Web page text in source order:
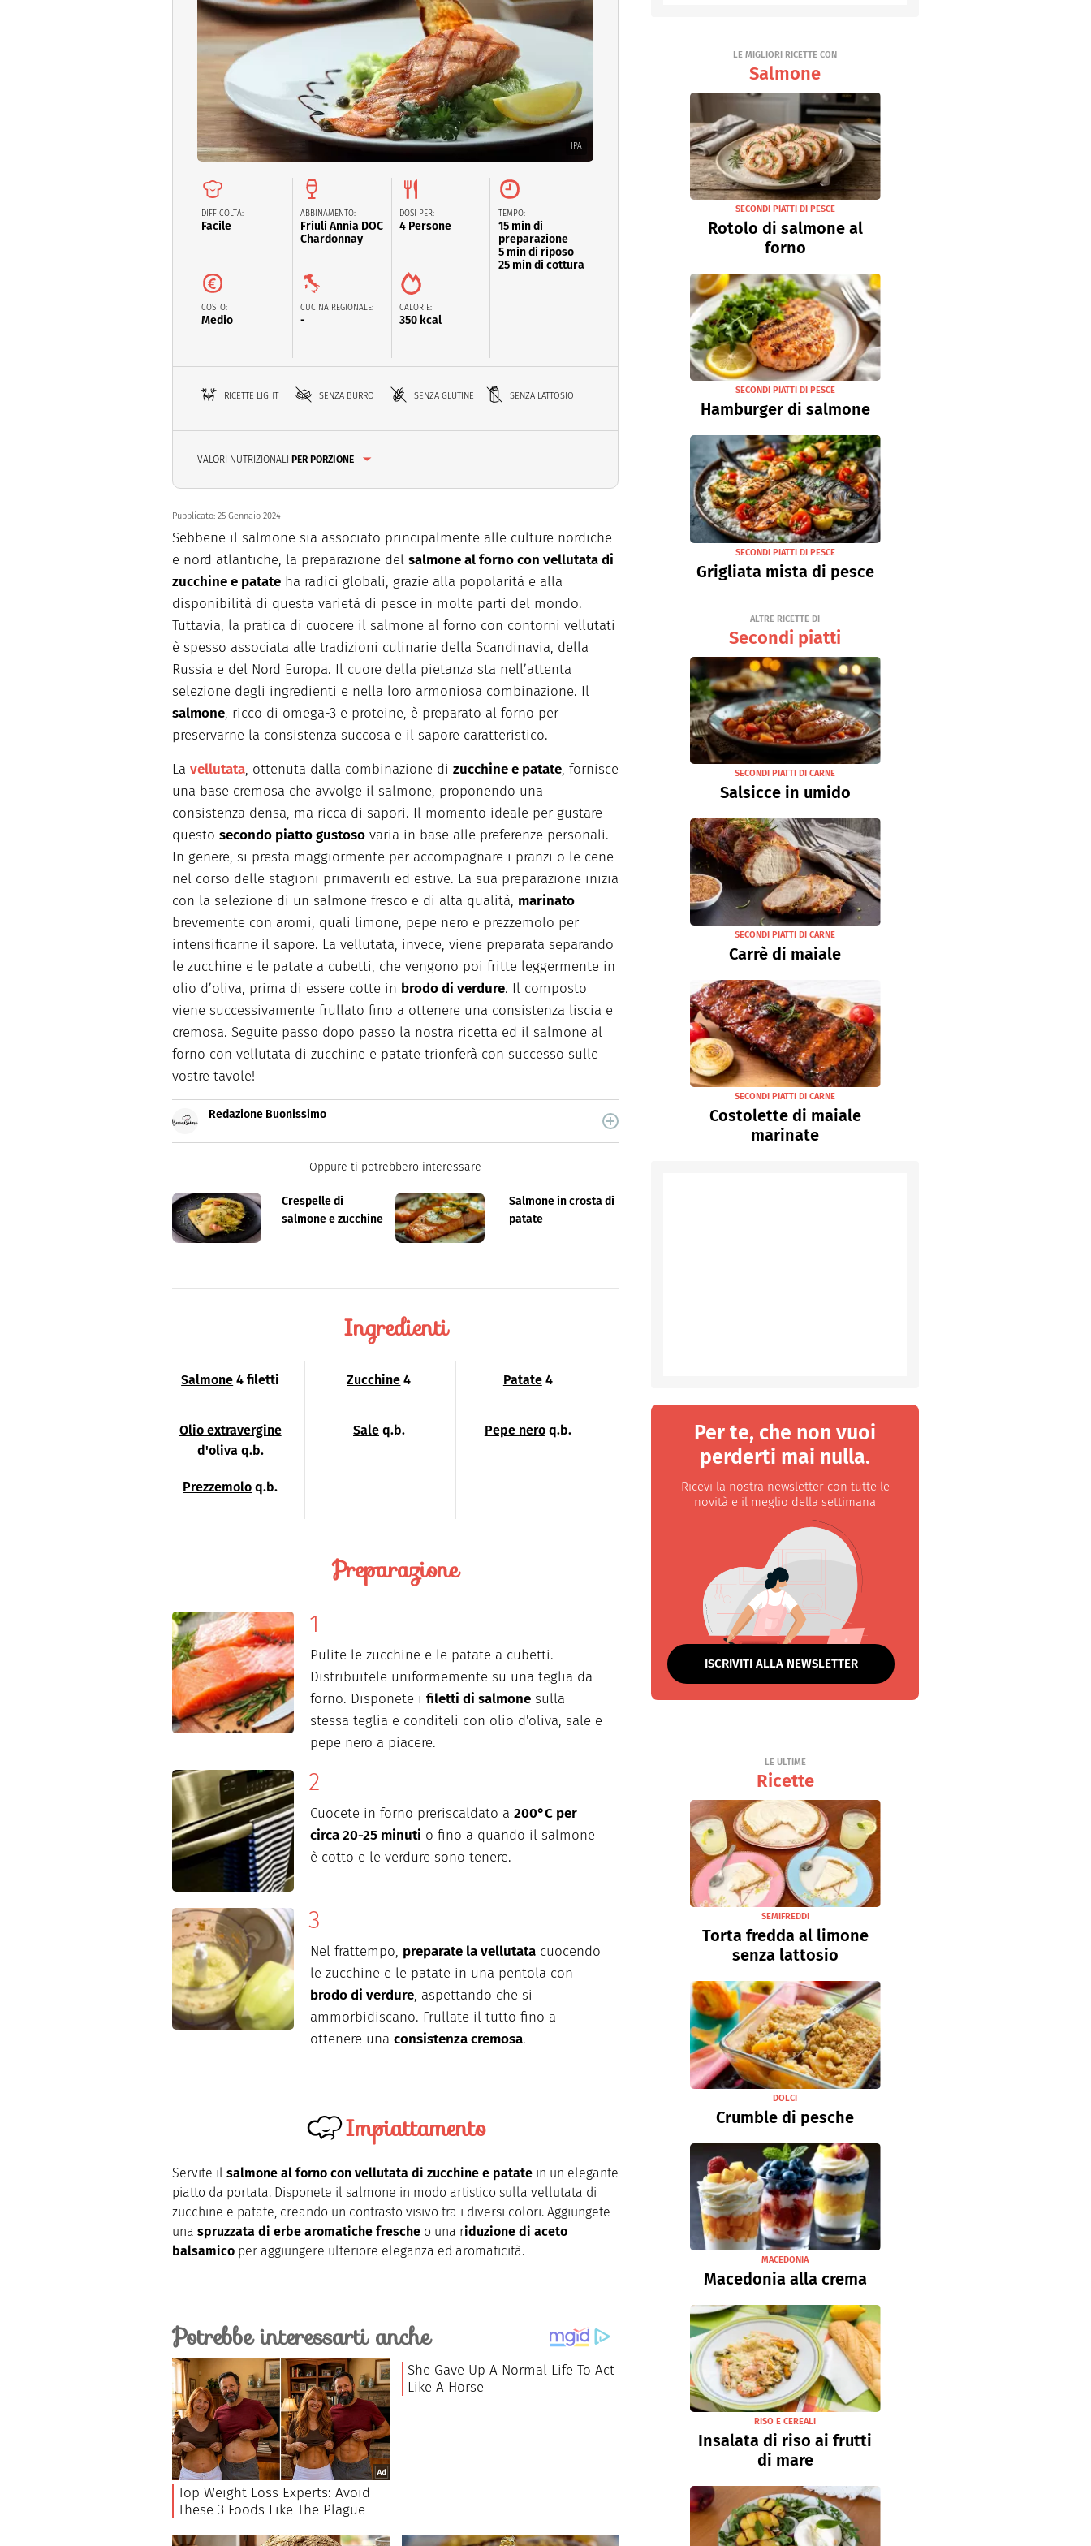
Dolci Pasqua
IPA
DIFFICOLTÀ:
Facile
ABBINAMENTO:
Friuli Annia DOC
Chardonnay
COSTO:
Medio
CUCINA REGIONALE:
-
DOSI PER:
4 Persone
CALORIE:
350 kcal
TEMPO:
15 min di
preparazione
5 min di riposo
25 min di cottura
RICETTE LIGHT SENZA BURRO SENZA GLUTINE SENZA LATTOSIO
VALORI NUTRIZIONALI PER PORZIONE
Pubblicato: 25 Gennaio 2024
Sebbene il salmone sia associato principalmente alle culture nordiche
e nord atlantiche, la preparazione del salmone al forno con vellutata di
zucchine e patate ha radici globali, grazie alla popolarità e alla
disponibilità di questa varietà di pesce in molte parti del mondo.
Tuttavia, la pratica di cuocere il salmone al forno con contorni vellutati
è spesso associata alle tradizioni culinarie della Scandinavia, della
Russia e del Nord Europa. Il cuore della pietanza sta nell’attenta
selezione degli ingredienti e nella loro armoniosa combinazione. Il
salmone, ricco di omega-3 e proteine, è preparato al forno per
preservarne la consistenza succosa e il sapore caratteristico.
La vellutata, ottenuta dalla combinazione di zucchine e patate, fornisce
una base cremosa che avvolge il salmone, proponendo una
consistenza densa, ma ricca di sapori. Il momento ideale per gustare
questo secondo piatto gustoso varia in base alle preferenze personali.
In genere, si presta maggiormente per accompagnare i pranzi o le cene
nel corso delle stagioni primaverili ed estive. La sua preparazione inizia
con la selezione di un salmone fresco e di alta qualità, marinato
brevemente con aromi, quali limone, pepe nero e prezzemolo per
intensificarne il sapore. La vellutata, invece, viene preparata separando
le zucchine e le patate a cubetti, che vengono poi fritte leggermente in
olio d’oliva, prima di essere cotte in brodo di verdure. Il composto
viene successivamente frullato fino a ottenere una consistenza liscia e
cremosa. Seguite passo dopo passo la nostra ricetta ed il salmone al
forno con vellutata di zucchine e patate trionferà con successo sulle
vostre tavole!
Redazione Buonissimo
Buonissimo è il magazine di cucina di Italiaonline nel quale trovi idee veloci,
facili e spiegate passo passo.
Oppure ti potrebbero interessare
Crespelle di
salmone e zucchine
Salmone in crosta di
patate
Ingredienti
Salmone 4 filetti Zucchine 4 Patate 4
Olio extravergine
d'oliva q.b.
Sale q.b. Pepe nero q.b.
Prezzemolo q.b.
Preparazione
Pulite le zucchine e le patate a cubetti.
Distribuitele uniformemente su una teglia da
forno. Disponete i filetti di salmone sulla
stessa teglia e conditeli con olio d'oliva, sale e
pepe nero a piacere.
Cuocete in forno preriscaldato a 200°C per
circa 20-25 minuti o fino a quando il salmone
è cotto e le verdure sono tenere.
Nel frattempo, preparate la vellutata cuocendo
le zucchine e le patate in una pentola con
brodo di verdure, aspettando che si
ammorbidiscano. Frullate il tutto fino a
ottenere una consistenza cremosa.
Impiattamento
Servite il salmone al forno con vellutata di zucchine e patate in un elegante
piatto da portata. Disponete il salmone in modo artistico sulla vellutata di
zucchine e patate, creando un contrasto visivo tra i diversi colori. Aggiungete
una spruzzata di erbe aromatiche fresche o una riduzione di aceto
balsamico per aggiungere ulteriore eleganza ed aromaticità.
LE MIGLIORI RICETTE CON
Salmone
SECONDI PIATTI DI PESCE
Rotolo di salmone al
forno
SECONDI PIATTI DI PESCE
Hamburger di salmone
SECONDI PIATTI DI PESCE
Grigliata mista di pesce
ALTRE RICETTE DI
Secondi piatti
SECONDI PIATTI DI CARNE
Salsicce in umido
SECONDI PIATTI DI CARNE
Carrè di maiale
SECONDI PIATTI DI CARNE
Costolette di maiale
marinate
Per te, che non vuoi
perderti mai nulla.
Ricevi la nostra newsletter con tutte le
novità e il meglio della settimana
ISCRIVITI ALLA NEWSLETTER
LE ULTIME
Ricette
SEMIFREDDI
Torta fredda al limone
senza lattosio
DOLCI
Crumble di pesche
MACEDONIA
Macedonia alla crema
RISO E CEREALI
Insalata di riso ai frutti
di mare